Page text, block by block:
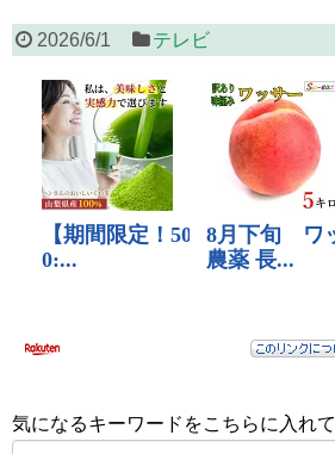
2026/6/1 テレビ
気になるキーワードをこちらに入れ